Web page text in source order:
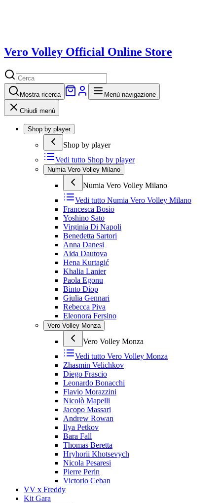
Vero Volley Official Online Store
Mostra ricerca Menù navigazione
Chiudi menù
Shop by player
Shop by player
Vedi tutto Shop by player
Numia Vero Volley Milano
Numia Vero Volley Milano
Vedi tutto Numia Vero Volley Milano
Francesca Bosio
Yoshino Sato
Virginia Di Napoli
Benedetta Sartori
Anna Danesi
Aida Dautova
Hena Kurtagić
Khalia Lanier
Paola Egonu
Binto Diop
Giulia Gennari
Rebecca Piva
Eleonora Fersino
Vero Volley Monza
Vero Volley Monza
Vedi tutto Vero Volley Monza
Zhasmin Velichkov
Diego Frascio
Leonardo Bonacchi
Flavio Morazzini
Nicolò Mapelli
Jacopo Massari
Andrew Rowan
Ilya Petkov
Bara Fall
Thomas Beretta
Hryhorii Khotsevych
Nicola Pesaresi
Pierre Perin
Victorio Ceban
VV x Freddy
Kit Gara